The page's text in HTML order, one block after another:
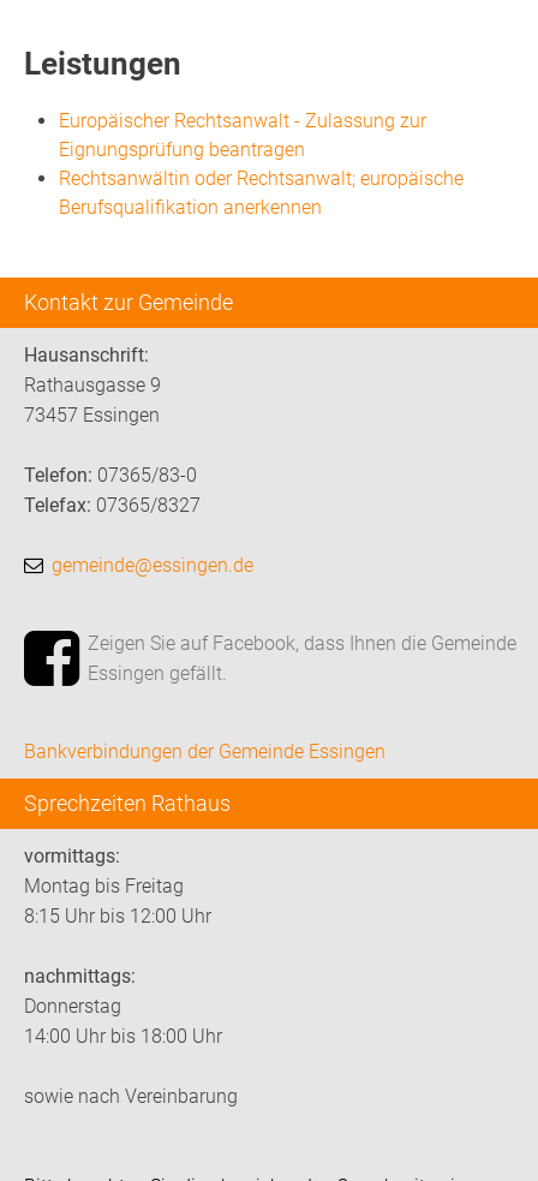
Kontakt zur Gemeinde
Hausanschrift:
Rathausgasse 9
73457 Essingen
Telefon: 07365/83-0
Telefax: 07365/8327
gemeinde@essingen.de
Zeigen Sie auf Facebook, dass Ihnen die Gemeinde
Essingen gefällt.
Bankverbindungen der Gemeinde Essingen
Sprechzeiten Rathaus
vormittags:
Montag bis Freitag
8:15 Uhr bis 12:00 Uhr
nachmittags:
Donnerstag
14:00 Uhr bis 18:00 Uhr
sowie nach Vereinbarung
Leistungen
Europäischer Rechtsanwalt - Zulassung zur
Eignungsprüfung beantragen
Rechtsanwältin oder Rechtsanwalt; europäische
Berufsqualifikation anerkennen